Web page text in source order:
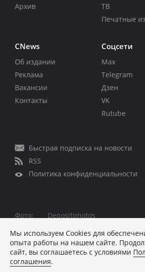
Архив
ТВ
Печатные
CNews
Об издании
Реклама
Вакансии
Контакты
Соцсети
Max
Telegram
Дзен
VK
Rutube
Быстрая подписка на новости
RSS
Политика конфиденциальности
Фото:
Depositphotos
Все права защищены © 1995 – 2026
Материалы, помеченные знаком ■
коммерческой основе
Мы используем Сookies для
опыта работы на нашем сайте.
сайт, вы соглашаетесь с условиями
соглашения.